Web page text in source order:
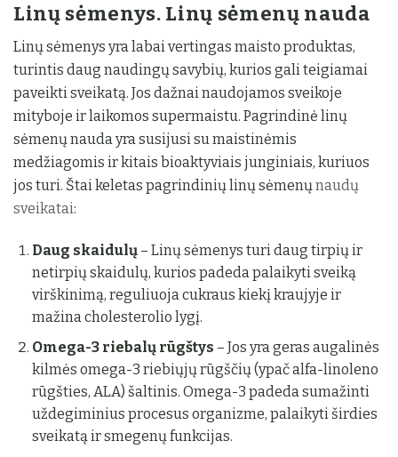
Linų sėmenys. Linų sėmenų nauda
Linų sėmenys yra labai vertingas maisto produktas,
turintis daug naudingų savybių, kurios gali teigiamai
paveikti sveikatą. Jos dažnai naudojamos sveikoje
mityboje ir laikomos supermaistu. Pagrindinė linų
sėmenų nauda yra susijusi su maistinėmis
medžiagomis ir kitais bioaktyviais junginiais, kuriuos
jos turi. Štai keletas pagrindinių linų sėmenų naudų
sveikatai:
Daug skaidulų– Linų sėmenys turi daug tirpių ir
netirpių skaidulų, kurios padeda palaikyti sveiką
virškinimą, reguliuoja cukraus kiekį kraujyje ir
mažina cholesterolio lygį.
Omega-3 riebalų rūgštys – Jos yra geras augalinės
kilmės omega-3 riebiųjų rūgščių (ypač alfa-linoleno
rūgšties, ALA) šaltinis. Omega-3 padeda sumažinti
uždegiminius procesus organizme, palaikyti širdies
sveikatą ir smegenų funkcijas.